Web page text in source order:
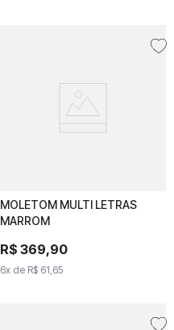
MOLETOM MULTI LETRAS
MARROM
R$ 369,90
6x de R$ 61,65
MOLETOM MULTI
LETRAS MARROM
R$ 369,90
6x deR$ 61